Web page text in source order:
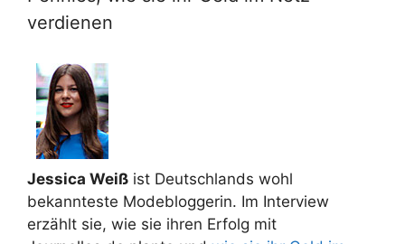
verdienen
Jessica Weiß ist Deutschlands wohl
bekannteste Modebloggerin. Im Interview
erzählt sie, wie sie ihren Erfolg mit